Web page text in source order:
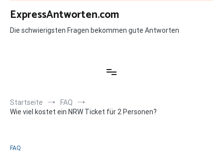
Zum
Inhalt
springen
ExpressAntworten.com
Die schwierigsten Fragen bekommen gute Antworten
Startseite
FAQ
Wie viel kostet ein NRW Ticket für 2 Personen?
FAQ